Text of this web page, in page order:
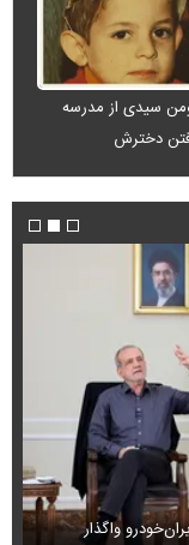
سیدی از مدرسه
دخترش
واگذار